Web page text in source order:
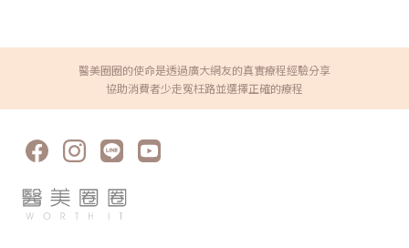
正確觀念，如果想加強改善，也可以考慮專業醫美療程。愛自己，從私密處
開始！★溫馨提醒★小編要提醒大家，醫療並非單純的商業交易，所有的療
程都伴隨著風險。因此，作為消費者應該謹慎選擇合適的醫療方案，以確保
抹防曬霜或用物理性防曬的方式，才能防止黑色素沈澱，減少紅痘疤的產
生。 避免擠痘痘：除了可能造成傷痕外，擠痘痘還容易引起細菌感染，導
致更嚴重的發炎反應，進而造成臉上永久性的痘疤，所以要避免擠痘痘，讓
斑，對於輕微凹陷型的痘疤也有不錯的效果。但你可能會好奇，因為皮秒雷
射的目標應該是黑色素，不是紅血球，那麼為什麼它會對紅痘疤有效呢？雖
合了530-650 / 900-1200nm寬光譜和雙波長，可針對皮膚淺層和深層血管
進行處理。透過作用於血液中的含氧血紅素，吸收光能後使血管凝結和收
縮，最終恢復正常狀態。與傳統脈衝光相比，M22彩衝光能夠提供更均勻且
醫美圈圈的使命是透過廣大網友的真實療程經驗分享
協助消費者少走冤枉路並選擇正確的療程